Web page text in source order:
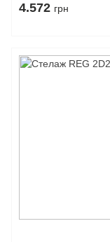
4.572 грн